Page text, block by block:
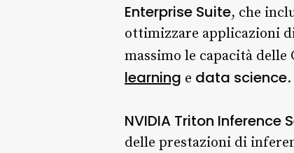
Enterprise Suite, che
ottimizzare applicazioni
massimo le capacità
learning e data science.
NVIDIA Triton Inference
delle prestazioni di